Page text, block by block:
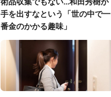
術品収集でもない...和田秀樹が
手を出すなという「世の中で一
番金のかかる趣味」